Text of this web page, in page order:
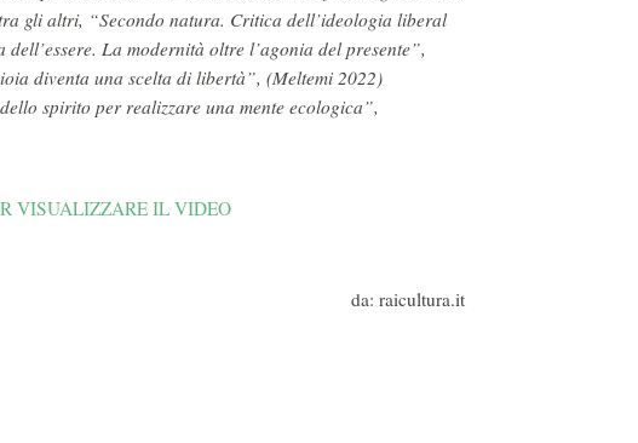
gli altri, “Secondo natura. Critica dell’ideologia liberal
La modernità oltre l’agonia del presente”,
diventa una scelta di libertà”, (Meltemi 2022)
spirito per realizzare una mente ecologica”,
VISUALIZZARE IL VIDEO
da: raicultura.it